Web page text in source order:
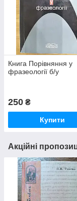
Книга Порівняння у
фразеології б/у
250 ₴
Купити
Акційні